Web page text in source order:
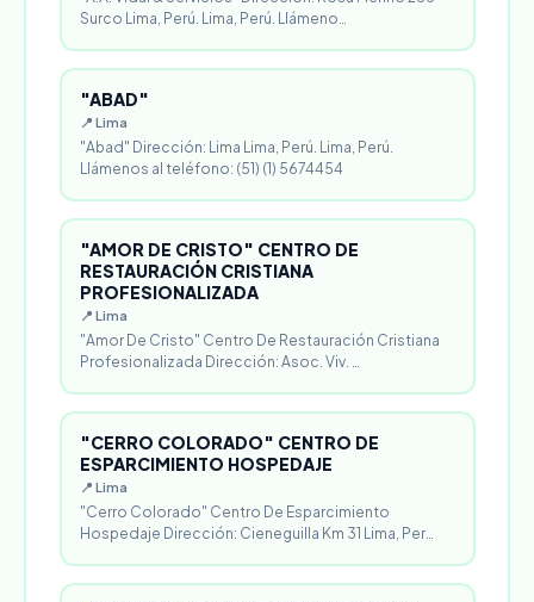
Surco Lima, Perú. Lima, Perú. Llámeno…
"ABAD"
📍 Lima
"Abad" Dirección: Lima Lima, Perú. Lima, Perú.
Llámenos al teléfono: (51) (1) 5674454
"AMOR DE CRISTO" CENTRO DE
RESTAURACIÓN CRISTIANA
PROFESIONALIZADA
📍 Lima
"Amor De Cristo" Centro De Restauración Cristiana
Profesionalizada Dirección: Asoc. Viv. …
"CERRO COLORADO" CENTRO DE
ESPARCIMIENTO HOSPEDAJE
📍 Lima
"Cerro Colorado" Centro De Esparcimiento
Hospedaje Dirección: Cieneguilla Km 31 Lima, Per…